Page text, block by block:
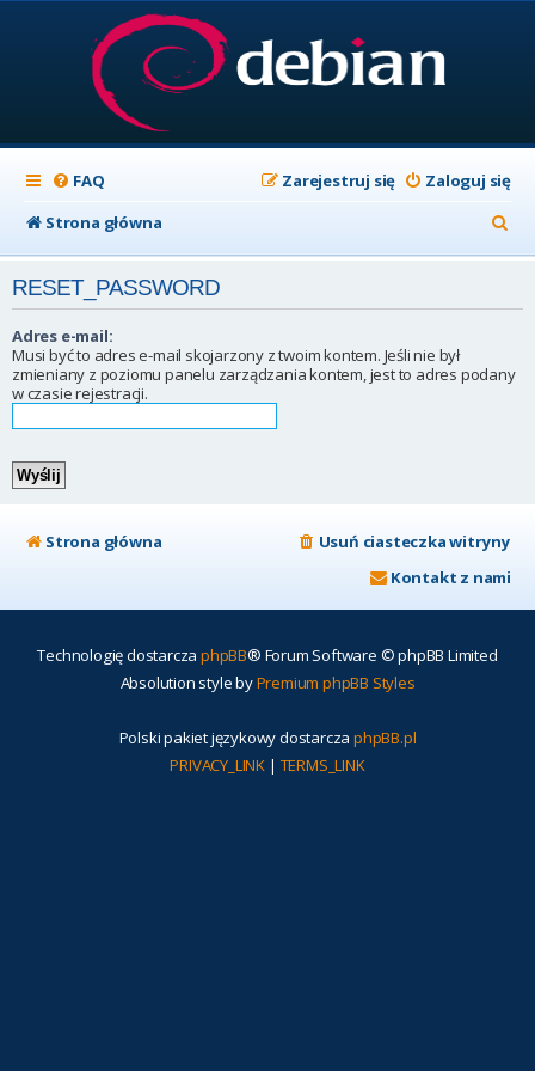
FAQ Zaloguj się
Zarejestruj się
Strona główna
z
RESET_PASSWORD
Adres e-mail:
Musi być to adres e-mail skojarzony z twoim kontem. Jeśli nie był
zmieniany z poziomu panelu zarządzania kontem, jest to adres podany
w czasie rejestracji.
Strona główna
Usuń ciasteczka witryny
Kontakt z nami
Technologię dostarcza phpBB® Forum Software © phpBB Limited
Absolution style byPremium phpBB Styles
Polski pakiet językowy dostarcza phpBB.pl
PRIVACY_LINK | TERMS_LINK